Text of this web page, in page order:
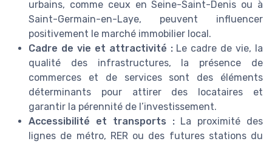
urbains, comme ceux en Seine-Saint-Denis ou à
Saint-Germain-en-Laye, peuvent influencer
positivement le marché immobilier local.
Cadre de vie et attractivité :Le cadre de vie, la
qualité des infrastructures, la présence de
commerces et de services sont des éléments
déterminants pour attirer des locataires et
garantir la pérennité de l’investissement.
Accessibilité et transports :La proximité des
lignes de métro, RER ou des futures stations du